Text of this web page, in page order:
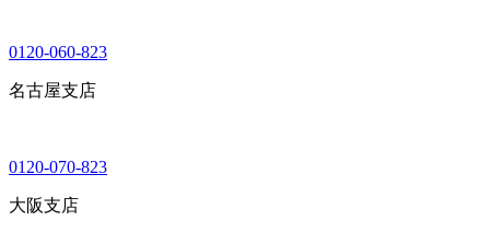
0120-060-823
名古屋支店
0120-070-823
大阪支店